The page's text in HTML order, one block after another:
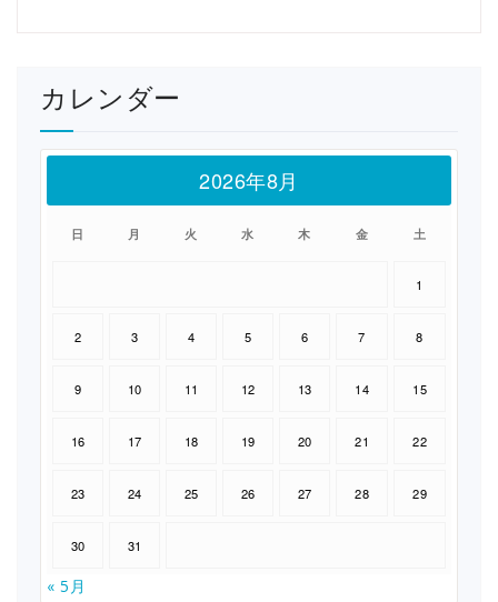
カレンダー
2026年8月
日 月 火 水 木 金 土
1
2 3 4 5 6 7 8
9 10 11 12 13 14 15
16 17 18 19 20 21 22
23 24 25 26 27 28 29
30 31
« 5月